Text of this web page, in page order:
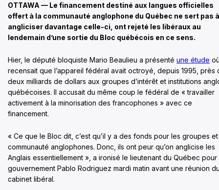
OTTAWA — Le financement destiné aux langues officielles
offert à la communauté anglophone du Québec ne sert pas à
angliciser davantage celle-ci, ont rejeté les libéraux au
lendemain d’une sortie du Bloc québécois en ce sens.
Hier, le député bloquiste Mario Beaulieu a présenté une étude
recensait que l’appareil fédéral avait octroyé, depuis 1995, près
deux milliards de dollars aux groupes d’intérêt et institutions
québécoises. Il accusait du même coup le fédéral de « travailler
activement à la minorisation des francophones » avec ce
financement.
« Ce que le Bloc dit, c’est qu’il y a des fonds pour les groupes
communauté anglophones. Donc, ils ont peur qu’on anglicise les
Anglais essentiellement », a ironisé le lieutenant du Québec pour
gouvernement Pablo Rodriguez mardi matin avant une réunion
cabinet libéral.